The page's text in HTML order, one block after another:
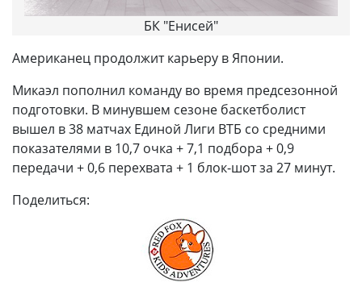
БК "Енисей"
Американец продолжит карьеру в Японии.
Микаэл пополнил команду во время предсезонной
подготовки. В минувшем сезоне баскетболист
вышел в 38 матчах Единой Лиги ВТБ со средними
показателями в 10,7 очка + 7,1 подбора + 0,9
передачи + 0,6 перехвата + 1 блок-шот за 27 минут.
Поделиться: